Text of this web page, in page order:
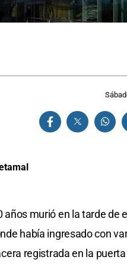
años murió en la tarde de
había ingresado con
registrada en la